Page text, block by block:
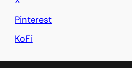
Pinterest
KoFi